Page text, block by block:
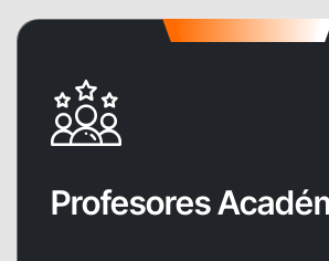
Profesores
Profesores
capacitado y comprometido
académica y la